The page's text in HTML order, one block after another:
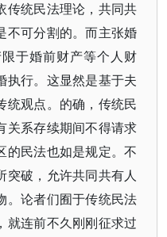
传统民法理论，共同共
不可分割的。而主张婚
于婚前财产等个人财
执行。这显然是基于夫
统观点。的确，传统民
关系存续期间不得请求
的民法也如是规定。不
突破，允许共同共有人
。论者们囿于传统民法
就连前不久刚刚征求过